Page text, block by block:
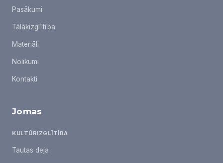
Pasākumi
Tālākizglītība
Materiāli
Nolikumi
Kontakti
Jomas
KULTŪRIZGLĪTĪBA
Tautas deja